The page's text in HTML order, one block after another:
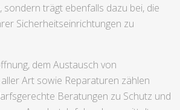
sondern trägt ebenfalls dazu bei, die
Sicherheitseinrichtungen zu
dem Austausch von
Art sowie Reparaturen zählen
Beratungen zu Schutz und